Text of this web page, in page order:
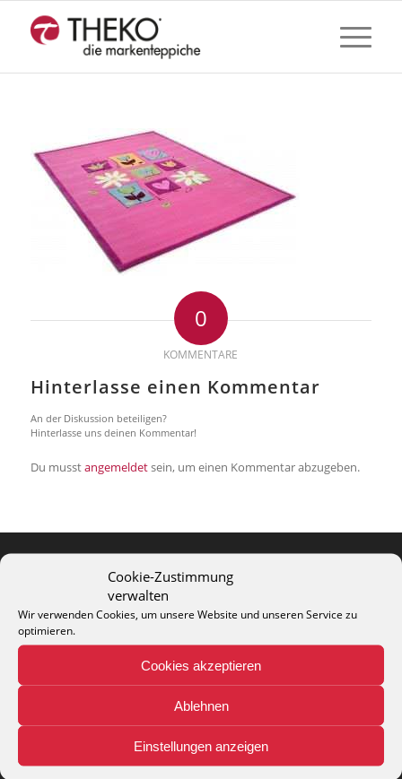
Cookie-Zustimmung
verwalten
Wir verwenden Cookies, um unsere Website und unseren Service zu
optimieren.
Cookies akzeptieren
Ablehnen
Einstellungen anzeigen
0
KOMMENTARE
Hinterlasse einen Kommentar
An der Diskussion beteiligen?
Hinterlasse uns deinen Kommentar!
Du musstangemeldetsein, um einen Kommentar abzugeben.
THEO KELLER GMBH
Lohackerstr. 30
44867 Bochum
phone: + 49 (2327) 3083 - 20
info@theko-collection.com
INFO